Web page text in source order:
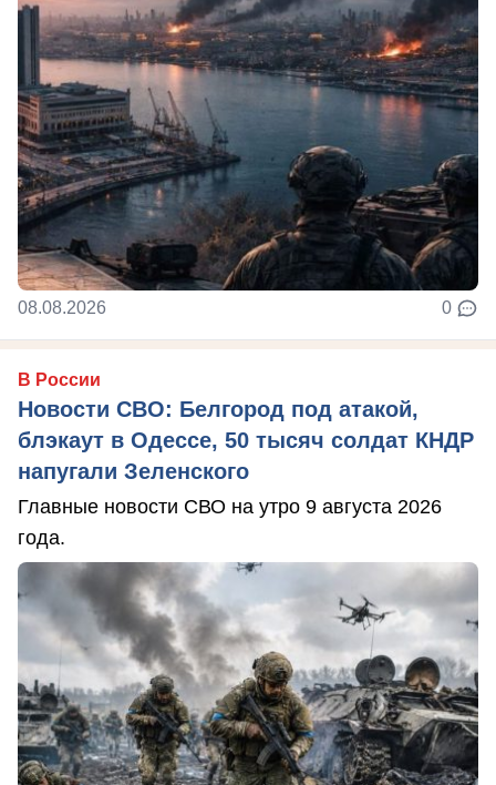
08.08.2026 0
В России
Новости СВО: Белгород под атакой,
блэкаут в Одессе, 50 тысяч солдат КНДР
напугали Зеленского
Главные новости СВО на утро 9 августа 2026
года.